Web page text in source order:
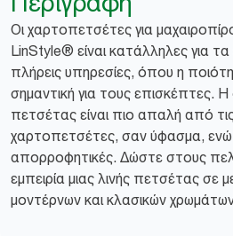
Οι χαρτοπετσέτες για
LinStyle® είναι κατάλληλες για τα
πλήρεις υπηρεσίες, όπου η
σημαντική για τους επισκέπτες.
πετσέτας είναι πιο απαλή από
χαρτοπετσέτες, σαν ύφασμα, ενώ
απορροφητικές. Δώστε στους
εμπειρία μιας λινής πετσέτας σε
μοντέρνων και κλασικών